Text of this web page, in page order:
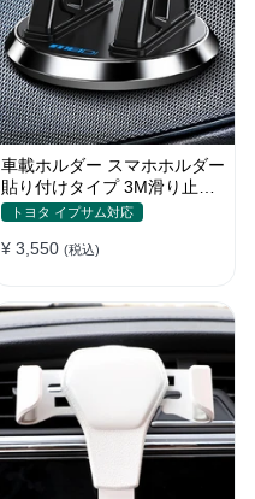
車載ホルダー スマホホルダー
貼り付けタイプ 3M滑り止め
シリコンパッド 全機種
トヨタ イプサム対応
¥ 3,550 (税込)